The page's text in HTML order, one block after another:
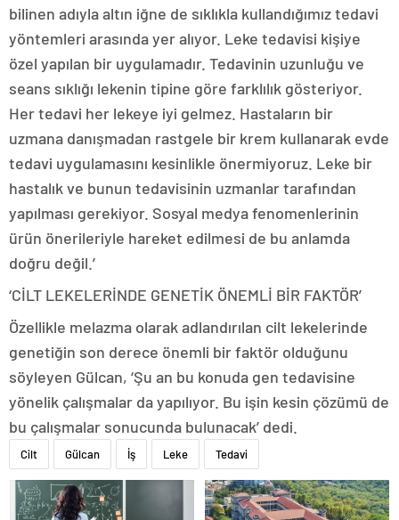
bilinen adıyla altın iğne de sıklıkla kullandığımız tedavi
yöntemleri arasında yer alıyor. Leke tedavisi kişiye
özel yapılan bir uygulamadır. Tedavinin uzunluğu ve
seans sıklığı lekenin tipine göre farklılık gösteriyor.
Her tedavi her lekeye iyi gelmez. Hastaların bir
uzmana danışmadan rastgele bir krem kullanarak evde
tedavi uygulamasını kesinlikle önermiyoruz. Leke bir
hastalık ve bunun tedavisinin uzmanlar tarafından
yapılması gerekiyor. Sosyal medya fenomenlerinin
ürün önerileriyle hareket edilmesi de bu anlamda
doğru değil.’
‘CİLT LEKELERİNDE GENETİK ÖNEMLİ BİR FAKTÖR’
Özellikle melazma olarak adlandırılan cilt lekelerinde
genetiğin son derece önemli bir faktör olduğunu
söyleyen Gülcan, ‘Şu an bu konuda gen tedavisine
yönelik çalışmalar da yapılıyor. Bu işin kesin çözümü de
bu çalışmalar sonucunda bulunacak’ dedi.
Cilt Gülcan İş Leke Tedavi